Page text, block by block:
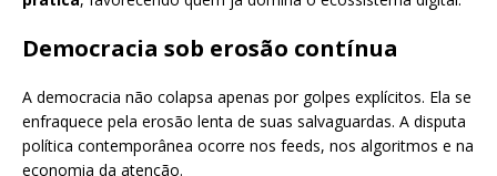
Democracia sob erosão contínua
A democracia não colapsa apenas por golpes explícitos. Ela se
enfraquece pela erosão lenta de suas salvaguardas. A disputa
política contemporânea ocorre nos feeds, nos algoritmos e na
economia da atenção.